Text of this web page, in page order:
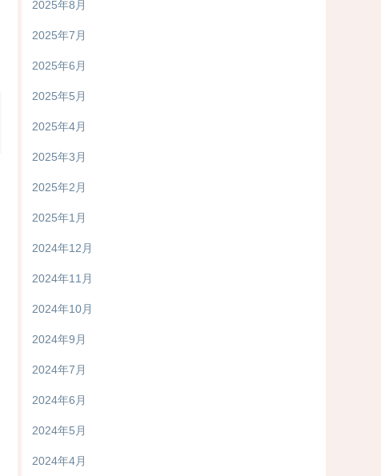
2025年8月
2025年7月
2025年6月
2025年5月
2025年4月
2025年3月
2025年2月
2025年1月
2024年12月
2024年11月
2024年10月
2024年9月
2024年7月
2024年6月
2024年5月
2024年4月